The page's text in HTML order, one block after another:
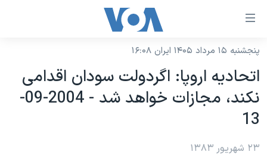
لینکهای
دسترسی
جهش
محتوای
اصلی
نسخه سبک وب‌سایت
موضوع ها
آمریکا
برنامه های تلویزیونی
جدول برنامه ها
پنجشنبه ۱۵ مرداد ۱۴۰۵ ایران ۱۶:۰۸
اتحاديه اروپا: اگردولت سودان اقدامی
نکند، مجازات خواهد شد - 2004-09-
13
۲۳ شهریور ۱۳۸۳